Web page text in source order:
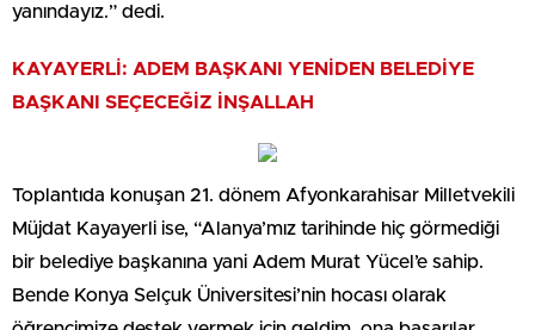
yanındayız.” dedi.
KAYAYERLİ: ADEM BAŞKANI YENİDEN BELEDİYE
BAŞKANI SEÇECEĞİZ İNŞALLAH
Toplantıda konuşan 21. dönem Afyonkarahisar Milletvekili
Müjdat Kayayerli ise, “Alanya’mız tarihinde hiç görmediği
bir belediye başkanına yani Adem Murat Yücel’e sahip.
Bende Konya Selçuk Üniversitesi’nin hocası olarak